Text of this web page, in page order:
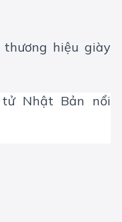
hiệu giày
Nhật Bản nổi